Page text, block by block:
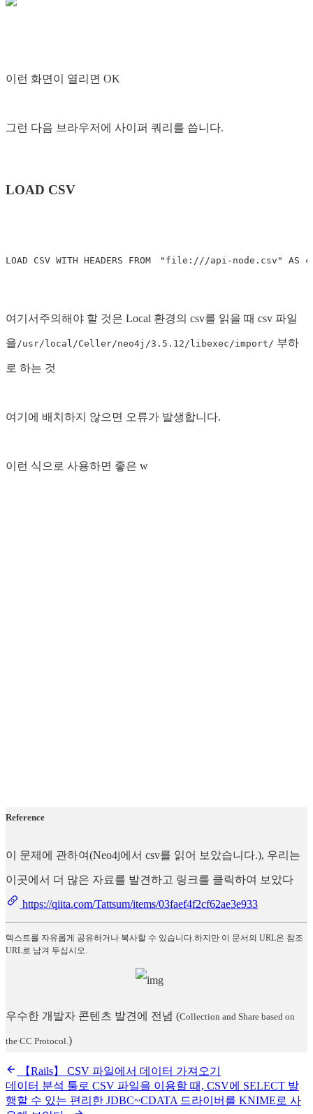
이런 화면이 열리면 OK
그런 다음 브라우저에 사이퍼 쿼리를 씁니다.
LOAD CSV
여기서주의해야 할 것은 Local 환경의 csv를 읽을 때 csv 파일
을/usr/local/Celler/neo4j/3.5.12/libexec/import/ 부하
로 하는 것
여기에 배치하지 않으면 오류가 발생합니다.
이런 식으로 사용하면 좋은 w
Reference
이 문제에 관하여(Neo4j에서 csv를 읽어 보았습니다.), 우리는
이곳에서 더 많은 자료를 발견하고 링크를 클릭하여 보았다
https://qiita.com/Tattsum/items/03faef4f2cf62ae3e933
텍스트를 자유롭게 공유하거나 복사할 수 있습니다.하지만 이 문서의 URL은 참조
URL로 남겨 두십시오.
우수한 개발자 콘텐츠 발견에 전념 (Collection and Share based on
the CC Protocol. )
【Rails】 CSV 파일에서 데이터 가져오기
데이터 분석 툴로 CSV 파일을 이용할 때, CSV에 SELECT 발
행할 수 있는 편리한 JDBC~CDATA 드라이버를 KNIME로 사